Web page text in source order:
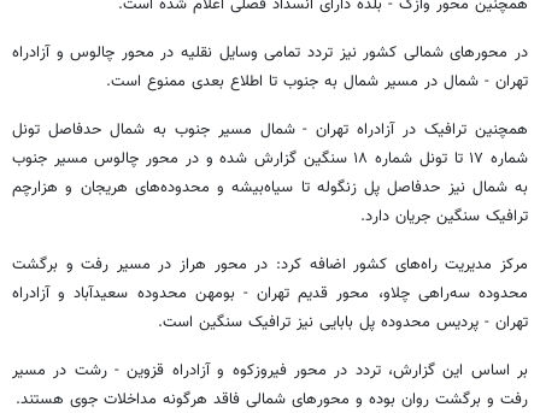
در محورهای شمالی کشور نیز تردد تمامی وسایل نقلیه در محور چالوس و آزادراه
تهران - شمال در مسیر شمال به جنوب تا اطلاع بعدی ممنوع است.
همچنین ترافیک در آزادراه تهران - شمال مسیر جنوب به شمال حدفاصل تونل
شماره ۱۷ تا تونل شماره ۱۸ سنگین گزارش شده و در محور چالوس مسیر جنوب
به شمال نیز حدفاصل پل زنگوله تا سیاه‌بیشه و محدوده‌های هریجان و هزارچم
ترافیک سنگین جریان دارد.
مرکز مدیریت راه‌های کشور اضافه کرد: در محور هراز در مسیر رفت و برگشت
محدوده سه‌راهی چلاو، محور قدیم تهران - بومهن محدوده سعیدآباد و آزادراه
تهران - پردیس محدوده پل بابایی نیز ترافیک سنگین است.
بر اساس این گزارش، تردد در محور فیروزکوه و آزادراه قزوین - رشت در مسیر
رفت و برگشت روان بوده و محورهای شمالی فاقد هرگونه مداخلات جوی هستند.